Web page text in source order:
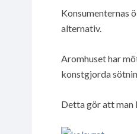
Konsumenternas
alternativ.
Aromhuset har
konstgjorda
Detta gör att man